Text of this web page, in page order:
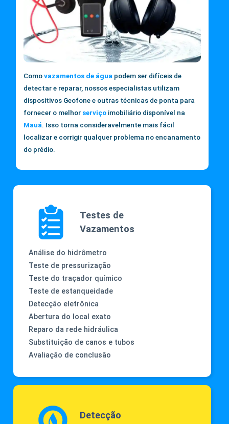
Comovazamentos de água podem ser difíceis de
detectar e reparar, nossos especialistas utilizam
dispositivos Geofone e outras técnicas de ponta para
fornecer o melhor serviço imobiliário disponível na
Mauá. Isso torna consideravelmente mais fácil
localizar e corrigir qualquer problema no encanamento
do prédio.
Testes de
Vazamentos
Análise do hidrômetro
Teste de pressurização
Teste do traçador químico
Teste de estanqueidade
Detecção eletrônica
Abertura do local exato
Reparo da rede hidráulica
Substituição de canos e tubos
Avaliação de conclusão
Detecção